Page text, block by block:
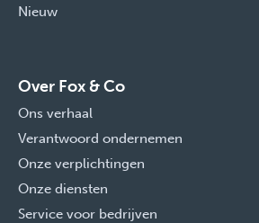
Nieuw
Over Fox & Co
Ons verhaal
Verantwoord ondernemen
Onze verplichtingen
Onze diensten
Service voor bedrijven